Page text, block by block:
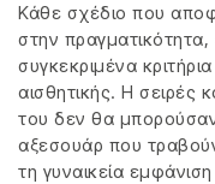
Κάθε σχέδιο που
στην
συγκεκριμένα
αισθητικής. Η
του δεν θα μπορούσαν
αξεσουάρ που
τη γυναικεία